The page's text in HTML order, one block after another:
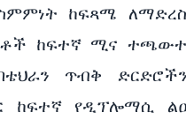
ከፍጻሜ
ከፍተኛ ሚና
ጥብቅ
ከፍተኛ የዲፕሎማሲ